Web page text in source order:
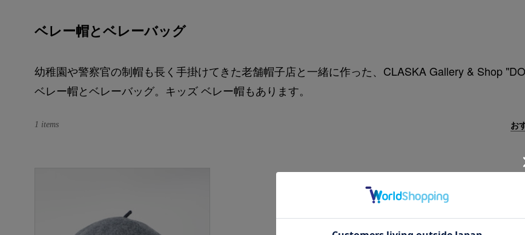
ベレー帽とベレーバッグ
幼稚園や警察官の制帽も長く手掛けてきた老舗帽子店と一緒に作った、CLASKA Gallery & Shop
ベレー帽とベレーバッグ。キッズ ベレー帽もあります。
お
1 items